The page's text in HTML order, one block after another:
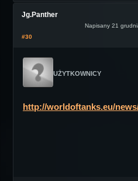
Jg.Panther
Napisany 21
#30
UŻYTKOWNICY
http://worldoftanks.eu/